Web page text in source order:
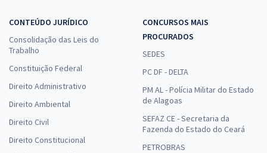
CONTEÚDO JURÍDICO
Consolidação das Leis do
Trabalho
Constituição Federal
Direito Administrativo
Direito Ambiental
Direito Civil
Direito Constitucional
CONCURSOS MAIS
PROCURADOS
SEDES
PC DF - DELTA
PM AL - Polícia Militar do Estado
de Alagoas
SEFAZ CE - Secretaria da
Fazenda do Estado do Ceará
PETROBRAS